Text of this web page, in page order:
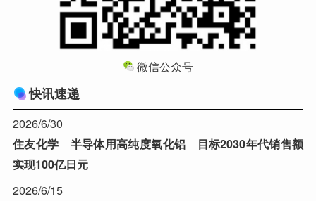
微信公众号
快讯速递
2026/6/30
住友化学 半导体用高纯度氧化铝 目标2030年代销售额
实现100亿日元
2026/6/15